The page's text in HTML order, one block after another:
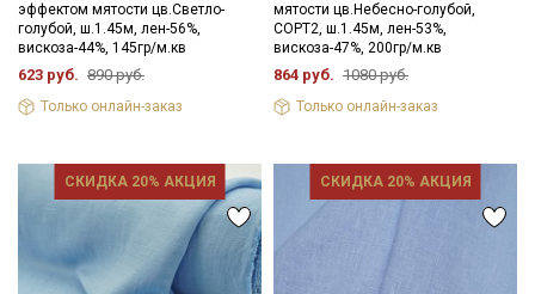
эффектом мятости цв.Светло-
голубой, ш.1.45м, лен-56%,
вискоза-44%, 145гр/м.кв
623 руб. 890 руб.
Только онлайн-заказ
мятости цв.Небесно-голубой,
СОРТ2, ш.1.45м, лен-53%,
вискоза-47%, 200гр/м.кв
864 руб. 1080 руб.
Только онлайн-заказ
СКИДКА 20% АКЦИЯ СКИДКА 20% АКЦИЯ